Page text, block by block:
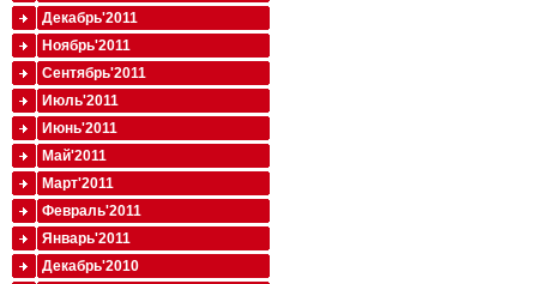
Декабрь'2011
Ноябрь'2011
Сентябрь'2011
Июль'2011
Июнь'2011
Май'2011
Март'2011
Февраль'2011
Январь'2011
Декабрь'2010